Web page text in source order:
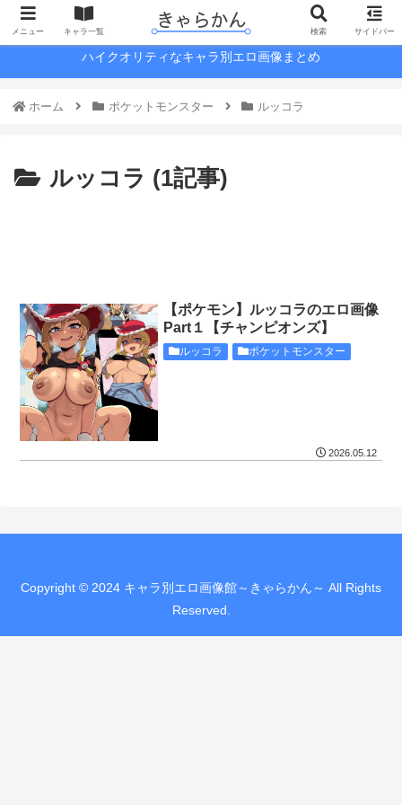
ハイクオリティなキャラ別エロ画像まとめ
ホーム ポケットモンスター ルッコラ
ルッコラ (1記事)
【ポケモン】ルッコラのエロ画像
Part１【チャンピオンズ】
ルッコラ ポケットモンスター
2026.05.12
Copyright © 2024 キャラ別エロ画像館～きゃらかん～ All Rights
Reserved.
メニュー キャラ一覧 検索 サイドバー